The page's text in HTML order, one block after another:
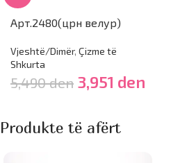
Арт.2480(црн велур)
Vjeshtë/Dimër, Çizme të
Shkurta
5,490den 3,951 den
Produkte të afërt